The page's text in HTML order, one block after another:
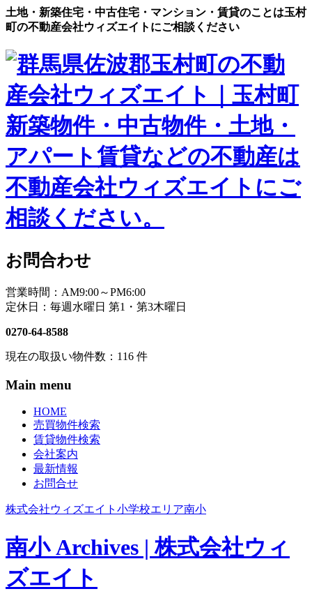
土地・新築住宅・中古住宅・マンション・賃貸のことは玉村
町の不動産会社ウィズエイトにご相談ください
お問合わせ
営業時間：AM9:00～PM6:00
定休日：毎週水曜日 第1・第3木曜日
0270-64-8588
現在の取扱い物件数： 116 件
Main menu
HOME
売買物件検索
賃貸物件検索
会社案内
最新情報
お問合せ
株式会社ウィズエイト 小学校エリア南小
南小 Archives | 株式会社ウィ
ズエイト